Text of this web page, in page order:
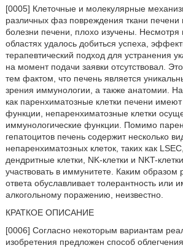
[0005] Клеточные и молекулярные
различных фаз повреждения ткани печени
болезни печени, плохо изучены. Несмотря
областях удалось добиться успеха,
терапевтический подход для устранения
на момент подачи заявки отсутствовал.
тем фактом, что печень является
зрения иммунологии, а также анатомии.
как паренхиматозные клетки печени
функции, непаренхиматозные клетки
иммунологические функции. Помимо
гепатоцитов печень содержит несколько
непаренхиматозных клеток, таких как
дендритные клетки, NK-клетки и NKT-
участвовать в иммунитете. Каким образом
ответа обуславливает толерантность или
алкогольному поражению, неизвестно.
КРАТКОЕ ОПИСАНИЕ
[0006] Согласно некоторым вариантам
изобретения предложен способ